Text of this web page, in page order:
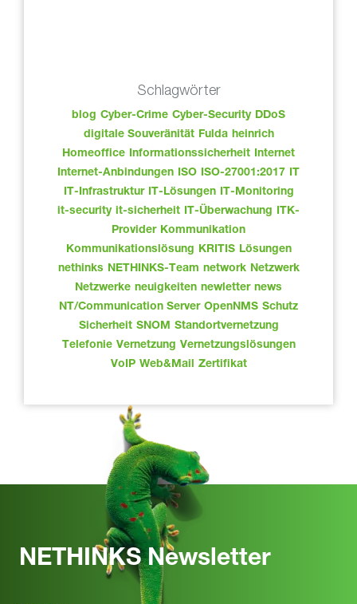
Schlagwörter
blog Cyber-Crime Cyber-Security DDoS
digitale Souveränität Fulda heinrich
Homeoffice Informationssicherheit Internet
Internet-Anbindungen ISO ISO-27001:2017 IT
IT-Infrastruktur IT-Lösungen IT-Monitoring
it-security it-sicherheit IT-Überwachung
ITK-
Provider Kommunikation
Kommunikationslösung
KRITIS Lösungen
nethinks NETHINKS-Team network Netzwerk
Netzwerke neuigkeiten newletter news
NT/Communication Server OpenNMS Schutz
Sicherheit SNOM Standortvernetzung
Telefonie Vernetzung Vernetzungslösungen
VoIP Web&Mail Zertifikat
NETHINKS Newsletter